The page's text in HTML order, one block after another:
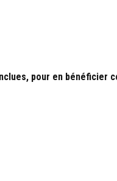
pour en bénéficier